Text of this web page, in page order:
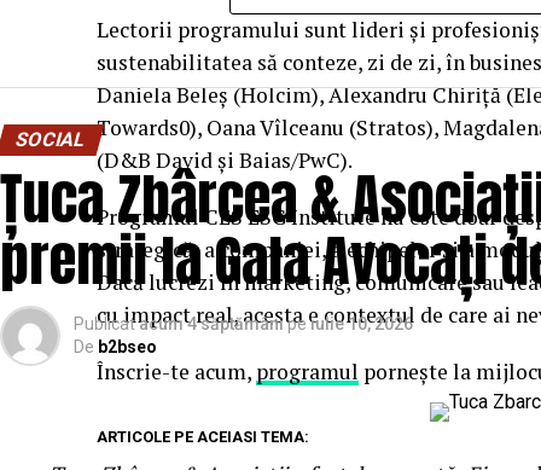
Lectorii programului sunt lideri și
sustenabilitatea să conteze, zi de zi, în
Daniela Beleș (Holcim), Alexandru Chiriță
Towards0), Oana Vîlceanu (Stratos),
(D&B David și Baias/PwC).
Programul CES ESG Institute nu este doar
strategică: a companiei, a echipelor și a
Dacă lucrezi în marketing, comunicare sau
cu impact real, acesta e contextul de care ai
Înscrie-te acum, programul pornește la
ARTICOLE PE ACEIASI TEMA:
SOCIAL
Țuca Zbârcea &
premii la Gala Avocați
Publicatacum 4 săptămâni pe iulie 10, 2026
De b2bseo